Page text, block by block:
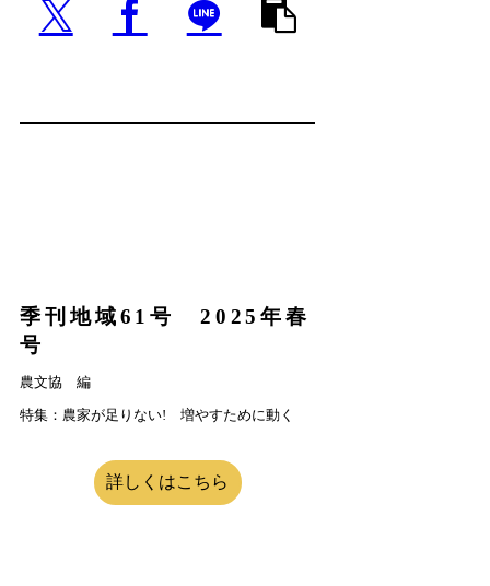
季刊地域61号 2025年春
号
農文協 編
特集：農家が足りない! 増やすために動く
詳しくはこちら